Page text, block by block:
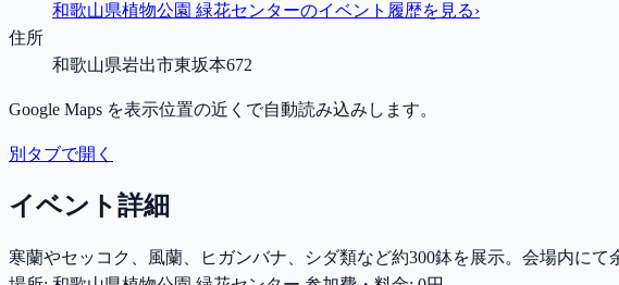
和歌山県植物公園 緑花センターのイベント履歴を見る›
住所
和歌山県岩出市東坂本672
Google Maps を表示位置の近くで自動読み込みします。
別タブで開く
イベント詳細
寒蘭やセッコク、風蘭、ヒガンバナ、シダ類など約300鉢を展示。会場内にて